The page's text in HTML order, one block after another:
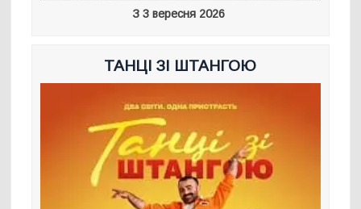
З 3 вересня 2026
ТАНЦІ ЗІ ШТАНГОЮ